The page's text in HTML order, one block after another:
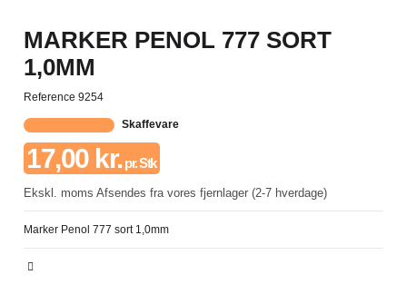
MARKER PENOL 777 SORT
1,0MM
Reference 9254
Skaffevare
17,00 kr.pr. Stk
Ekskl. momsAfsendes fra vores fjernlager (2-7 hverdage)
Marker Penol 777 sort 1,0mm